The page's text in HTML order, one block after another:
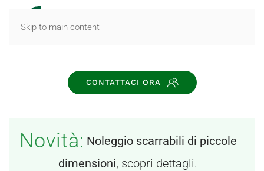
Skip to main content
CONTATTACI ORA
Novità: Noleggio scarrabili di piccole
dimensioni, scopri dettagli.